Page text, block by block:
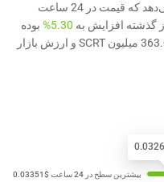
ساعته $5285360 می‌باشد. این نشان می‌دهد که قیمت در 24 ساعت
5.30%
بوده
است. عرضه در گردش 363.044050659221 میلیون SCRT و ارزش بازار